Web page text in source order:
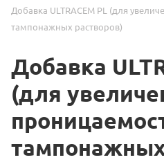
Добавка ULTRACEM PL (для
тампонажных растворов)
Добавка
(для